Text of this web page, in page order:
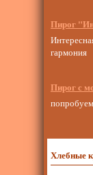
Пирог
гармония
Пирог с
Хлебные